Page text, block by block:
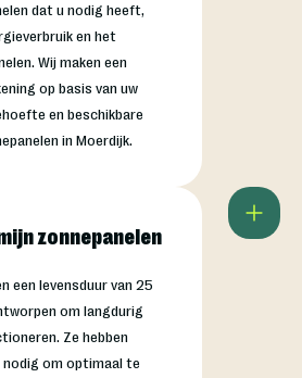
dat u nodig heeft,
en het
Wij maken een
op basis van uw
en beschikbare
in Moerdijk.
zonnepanelen
een levensduur van 25
om langdurig
Ze hebben
nodig om optimaal te